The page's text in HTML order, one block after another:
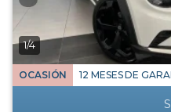
1/4
OCASIÓN 12 MESES DE